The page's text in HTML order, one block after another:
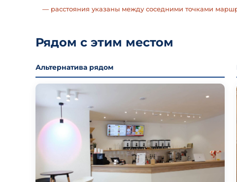
— расстояния указаны между соседними точками
Рядом с этим местом
Альтернатива рядом